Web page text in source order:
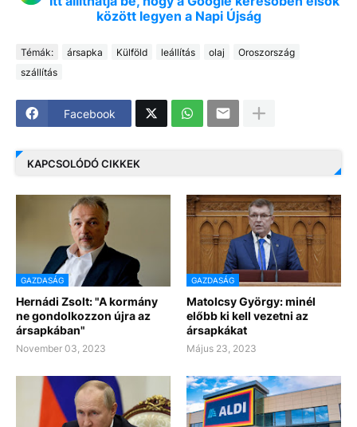
között legyen a Napi Újság
Témák: ársapka Külföld leállítás olaj
Oroszország
szállítás
Facebook
KAPCSOLÓDÓ CIKKEK
GAZDASÁG
Hernádi Zsolt: "A kormány
ne gondolkozzon újra az
ársapkában"
November 03, 2023
GAZDASÁG
Matolcsy György: minél
előbb ki kell vezetni az
ársapkákat
Május 23, 2023